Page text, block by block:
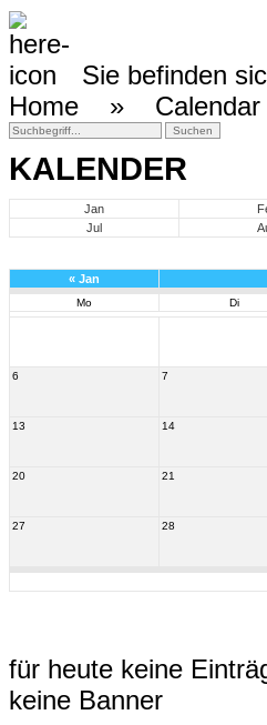
Sie befinden
Home » Calendar
KALENDER
Jan
Jul
« Jan
Mo Di
6 7
13 14
20 21
27 28
für heute keine
keine Banner